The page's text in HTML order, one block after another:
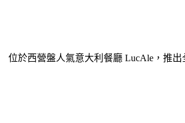
位於西營盤人氣意大利餐廳 LucAle，推